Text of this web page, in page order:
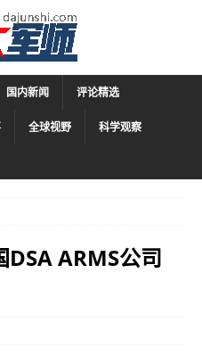
国内新闻 评论精选
全球视野 科学观察
DSA ARMS公司